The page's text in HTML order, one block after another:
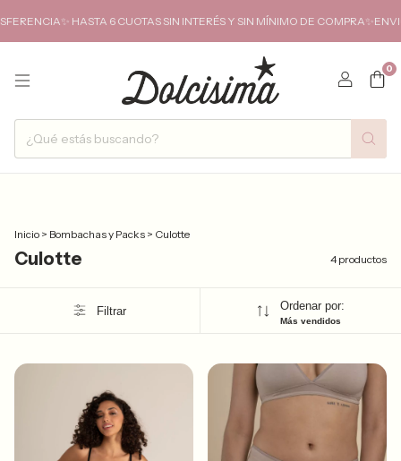
HASTA 6 CUOTAS SIN INTERÉS Y SIN MÍNIMO DE
0
Inicio > Bombachas y Packs > Culotte
Culotte 4 productos
Filtrar Ordenar por:
Más vendidos